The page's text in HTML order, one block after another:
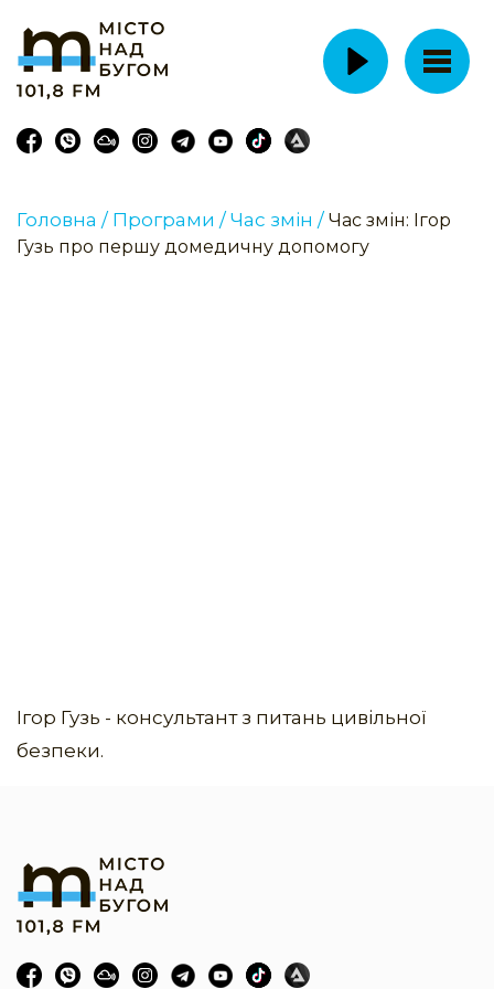
Головна / Програми / Час змін / Час змін: Ігор
Гузь про першу домедичну допомогу
Ігор Гузь - консультант з питань цивільної
безпеки.